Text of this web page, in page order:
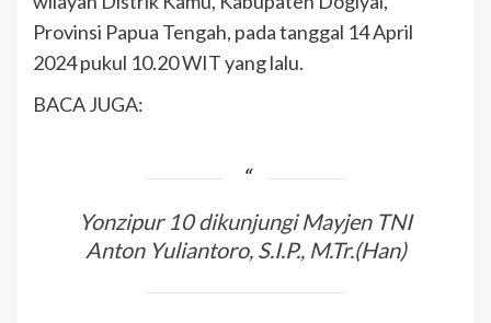
Provinsi Papua Tengah, pada tanggal 14 April
2024 pukul 10.20 WIT yang lalu.
BACA JUGA:
Yonzipur 10 dikunjungi Mayjen TNI
Anton Yuliantoro, S.I.P., M.Tr.(Han)